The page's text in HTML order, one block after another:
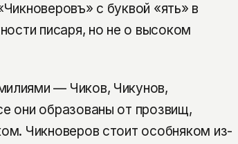
с буквой «ять» в
писаря, но не о высоком
— Чиков, Чикунов,
они образованы от прозвищ,
Чикноверов стоит особняком из-